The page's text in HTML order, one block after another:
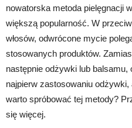
nowatorska metoda pielęgnacji
większą popularność. W
włosów, odwrócone mycie
stosowanych produktów.
następnie odżywki lub
najpierw zastosowaniu
warto spróbować tej metody?
się więcej.